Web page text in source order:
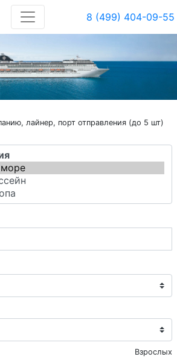
8 (499) 404-09-55
лайнер, порт отправления (до 5 шт)
Взрослых